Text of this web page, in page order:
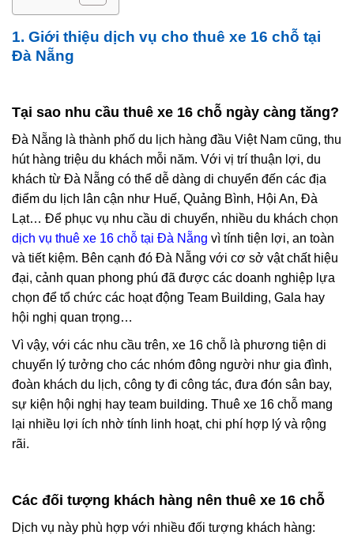
1. Giới thiệu dịch vụ cho thuê xe 16 chỗ tại
Đà Nẵng
Tại sao nhu cầu thuê xe 16 chỗ ngày càng tăng?
Đà Nẵng là thành phố du lịch hàng đầu Việt Nam cũng, thu
hút hàng triệu du khách mỗi năm. Với vị trí thuận lợi, du
khách từ Đà Nẵng có thể dễ dàng di chuyển đến các địa
điểm du lịch lân cận như Huế, Quảng Bình, Hội An, Đà
Lạt… Để phục vụ nhu cầu di chuyển, nhiều du khách chọn
dịch vụ thuê xe 16 chỗ tại Đà Nẵng vì tính tiện lợi, an toàn
và tiết kiệm. Bên cạnh đó Đà Nẵng với cơ sở vật chất hiệu
đại, cảnh quan phong phú đã được các doanh nghiệp lựa
chọn để tổ chức các hoạt động Team Building, Gala hay
hội nghị quan trọng…
Vì vậy, với các nhu cầu trên, xe 16 chỗ là phương tiện di
chuyển lý tưởng cho các nhóm đông người như gia đình,
đoàn khách du lịch, công ty đi công tác, đưa đón sân bay,
sự kiện hội nghị hay team building. Thuê xe 16 chỗ mang
lại nhiều lợi ích nhờ tính linh hoạt, chi phí hợp lý và rộng
rãi.
Các đối tượng khách hàng nên thuê xe 16 chỗ
Dịch vụ này phù hợp với nhiều đối tượng khách hàng: